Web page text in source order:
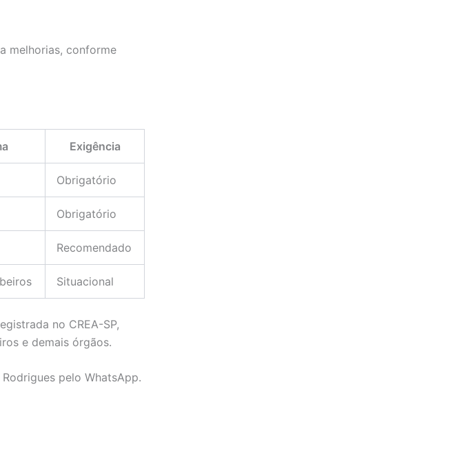
melhorias, conforme
Exigência
Obrigatório
Obrigatório
Recomendado
Situacional
no CREA-SP,
e demais órgãos.
pelo WhatsApp.